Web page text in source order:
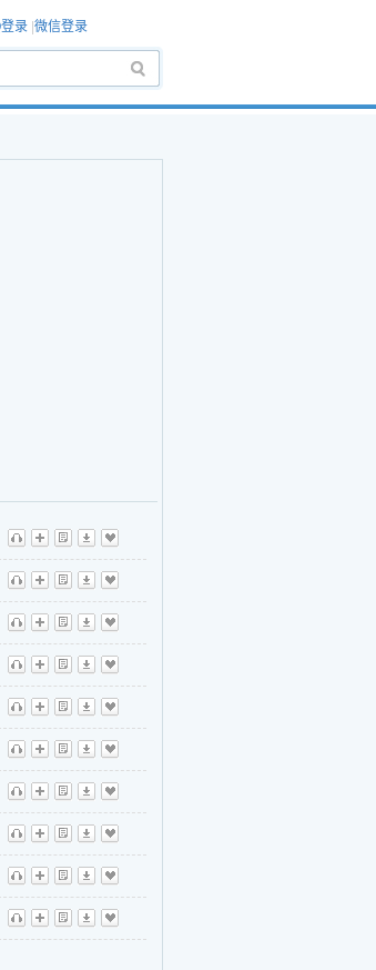
录 微信登录
听
播 歌 下 收
听
播 歌 下 收
听
播 歌 下 收
听
播 歌 下 收
听
播 歌 下 收
听
播 歌 下 收
听
播 歌 下 收
听
播 歌 下 收
听
播 歌 下 收
听
播 歌 下 收